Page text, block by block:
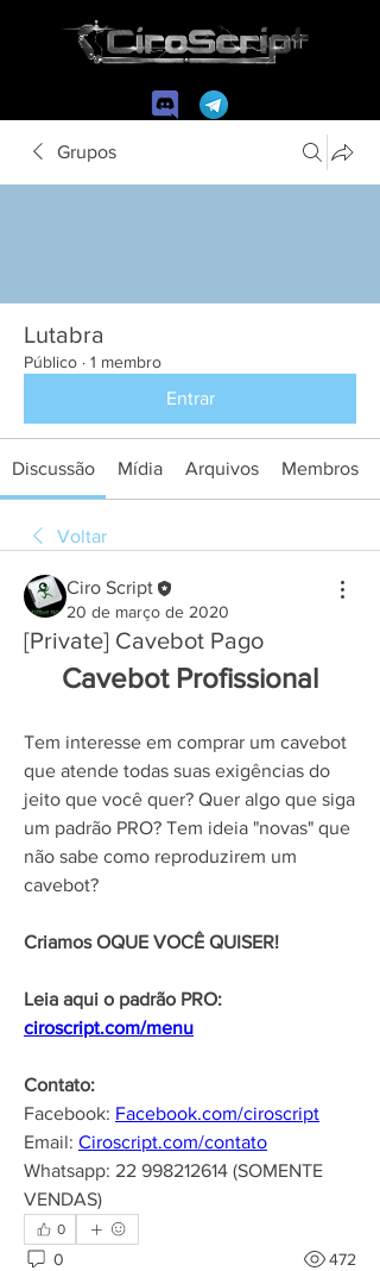
Grupos
Lutabra
Público · 1 membro
Entrar
Discussão Mídia Arquivos Membros
Voltar
Ciro Script
20 de março de 2020
[Private] Cavebot Pago
Cavebot Profissional
Tem interesse em comprar um cavebot
que atende todas suas exigências do
jeito que você quer? Quer algo que siga
um padrão PRO? Tem ideia "novas" que
não sabe como reproduzirem um
cavebot?
Criamos OQUE VOCÊ QUISER!
ciroscript.com/menu
Contato:
Facebook: Facebook.com/ciroscript
Email: Ciroscript.com/contato
Whatsapp: 22 998212614 (SOMENTE
VENDAS)
0
0 472